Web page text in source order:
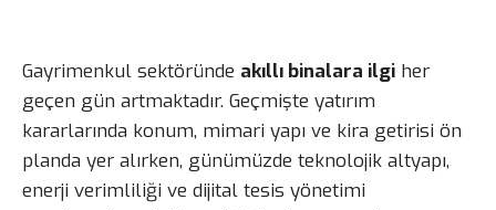
Gayrimenkul sektöründe akıllı binalara ilgi her
geçen gün artmaktadır. Geçmişte yatırım
kararlarında konum, mimari yapı ve kira getirisi ön
planda yer alırken, günümüzde teknolojik altyapı,
enerji verimliliği ve dijital tesis yönetimi